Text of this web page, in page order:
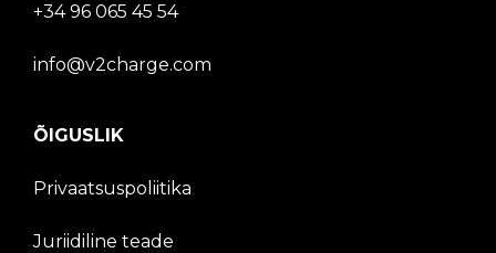
+34 96 065 45 54
info@v2charge.com
ÕIGUSLIK
Privaatsuspoliitika
Juriidiline teade